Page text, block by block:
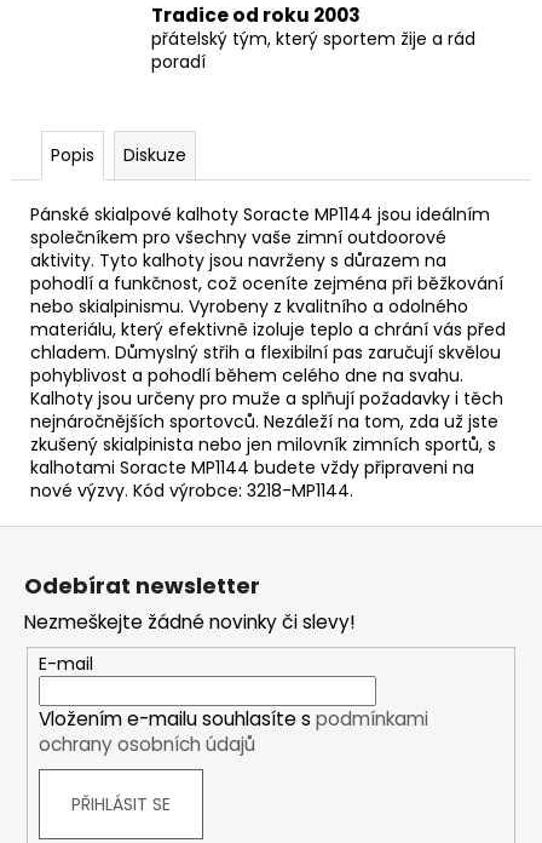
Tradice od roku 2003
přátelský tým, který sportem žije a rád
poradí
Popis Diskuze
Pánské skialpové kalhoty Soracte MP1144 jsou ideálním
společníkem pro všechny vaše zimní outdoorové
aktivity. Tyto kalhoty jsou navrženy s důrazem na
pohodlí a funkčnost, což oceníte zejména při běžkování
nebo skialpinismu. Vyrobeny z kvalitního a odolného
materiálu, který efektivně izoluje teplo a chrání vás před
chladem. Důmyslný střih a flexibilní pas zaručují skvělou
pohyblivost a pohodlí během celého dne na svahu.
Kalhoty jsou určeny pro muže a splňují požadavky i těch
nejnáročnějších sportovců. Nezáleží na tom, zda už jste
zkušený skialpinista nebo jen milovník zimních sportů, s
kalhotami Soracte MP1144 budete vždy připraveni na
nové výzvy. Kód výrobce: 3218-MP1144.
Z
Odebírat newsletter
Nezmeškejte žádné novinky či slevy!
E-mail
Vložením e-mailu souhlasíte s podmínkami
ochrany osobních údajů
PŘIHLÁSIT SE